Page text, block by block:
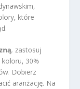
które
, zastosuj
30%
Dobierz
aranżację. Na